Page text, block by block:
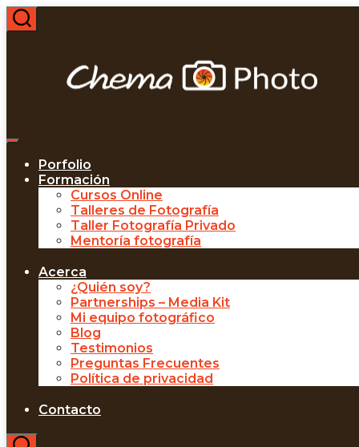
Saltar
al
Porfolio
Formación
Cursos Online
Talleres de Fotografía
Taller Fotografía Privado
Mentoría fotografía
Acerca
¿Quién soy?
Partnerships – Media Kit
Mi equipo fotográfico
Blog
Testimonios
Preguntas Frecuentes
Política de privacidad
Contacto